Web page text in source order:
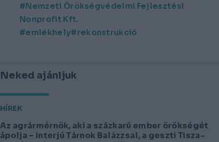
Nemzeti Örökségvédelmi Fejlesztési
Nonprofit Kft.
emlékhely
rekonstrukció
Neked ajánljuk
HÍREK
Az agrármérnök, aki a százkarú ember örökségét
ápolja – Interjú Tárnok Balázzsal, a geszti Tisza-